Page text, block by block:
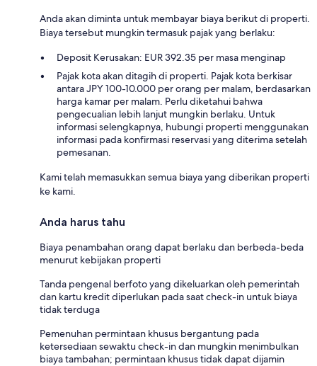
Anda akan diminta untuk membayar biaya berikut di properti.
Biaya tersebut mungkin termasuk pajak yang berlaku:
Deposit Kerusakan: EUR 392.35 per masa menginap
Pajak kota akan ditagih di properti. Pajak kota berkisar
antara JPY 100-10.000 per orang per malam, berdasarkan
harga kamar per malam. Perlu diketahui bahwa
pengecualian lebih lanjut mungkin berlaku. Untuk
informasi selengkapnya, hubungi properti menggunakan
informasi pada konfirmasi reservasi yang diterima setelah
pemesanan.
Kami telah memasukkan semua biaya yang diberikan properti
ke kami.
Anda harus tahu
Biaya penambahan orang dapat berlaku dan berbeda-beda
menurut kebijakan properti
Tanda pengenal berfoto yang dikeluarkan oleh pemerintah
dan kartu kredit diperlukan pada saat check-in untuk biaya
tidak terduga
Pemenuhan permintaan khusus bergantung pada
ketersediaan sewaktu check-in dan mungkin menimbulkan
biaya tambahan; permintaan khusus tidak dapat dijamin